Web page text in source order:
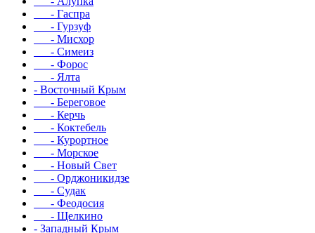
- Гаспра
- Гурзуф
- Мисхор
- Симеиз
- Форос
- Ялта
- Восточный Крым
- Береговое
- Керчь
- Коктебель
- Курортное
- Морское
- Новый Свет
- Орджоникидзе
- Судак
- Феодосия
- Щелкино
- Западный Крым